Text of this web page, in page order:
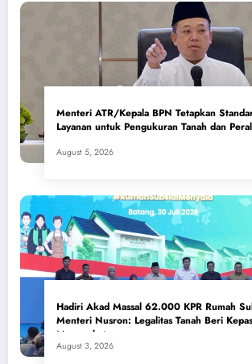
Menteri ATR/Kepala BPN Tetapkan
Layanan untuk Pengukuran Tanah dan
August 5, 2026
Hadiri Akad Massal 62.000 KPR Rumah
Menteri Nusron: Legalitas Tanah Beri
Masyarakat
August 3, 2026